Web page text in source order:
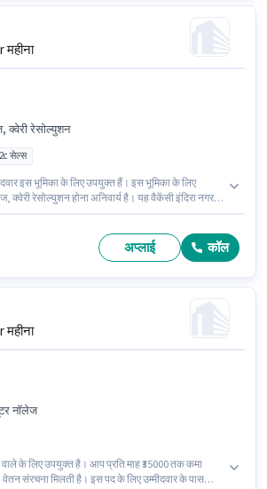
महीना
क्वेरी रेसोल्युशन
सेल्स
इस भूमिका के लिए उपयुक्त हैं। इस भूमिका के लिए
क्वेरी रेसोल्युशन होना अनिवार्य है। यह वैकेंसी इंदिरा नगर,
अप्लाई कॉल
महीना
नॉलेज
वाले के लिए उपयुक्त है। आप प्रति माह ₹35000 तक कमा
संरचना मिलती है। इस पद के लिए उम्मीदवार के पास